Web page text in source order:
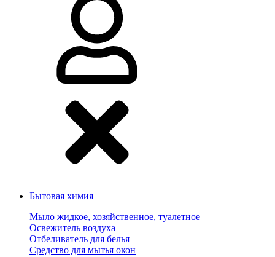
Бытовая химия
Мыло жидкое, хозяйственное, туалетное
Освежитель воздуха
Отбеливатель для белья
Средство для мытья окон